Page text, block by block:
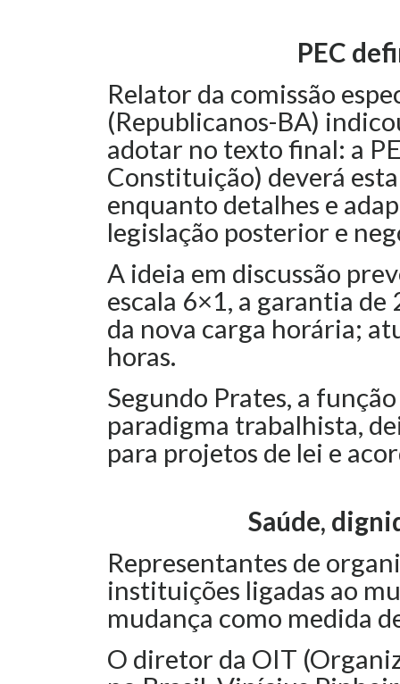
PEC
Relator da comissão
(Republicanos-BA)
adotar no texto final: a
Constituição) deverá
enquanto detalhes e
legislação posterior e
A ideia em discussão
escala 6×1, a garantia de
da nova carga horária;
horas.
Segundo Prates, a
paradigma trabalhista,
para projetos de lei e
Saúde,
Representantes de
instituições ligadas ao
mudança como medida
O diretor da OIT